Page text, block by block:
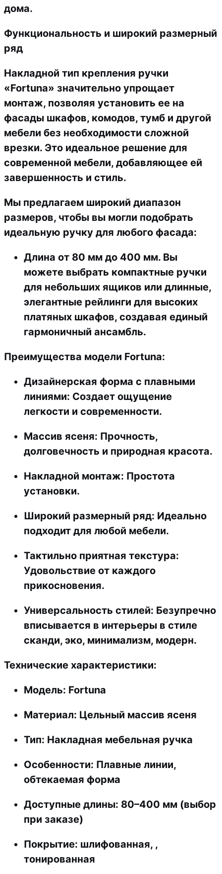
дома.
Функциональность и широкий размерный
ряд
Накладной тип крепления ручки
«Fortuna» значительно упрощает
монтаж, позволяя установить ее на
фасады шкафов, комодов, тумб и другой
мебели без необходимости сложной
врезки. Это идеальное решение для
современной мебели, добавляющее ей
завершенность и стиль.
Мы предлагаем широкий диапазон
размеров, чтобы вы могли подобрать
идеальную ручку для любого фасада:
Длина от 80 мм до 400 мм. Вы
можете выбрать компактные ручки
для небольших ящиков или длинные,
элегантные рейлинги для высоких
платяных шкафов, создавая единый
гармоничный ансамбль.
Преимущества модели Fortuna:
Дизайнерская форма с плавными
линиями: Создает ощущение
легкости и современности.
Массив ясеня: Прочность,
долговечность и природная красота.
Накладной монтаж: Простота
установки.
Широкий размерный ряд: Идеально
подходит для любой мебели.
Тактильно приятная текстура:
Удовольствие от каждого
прикосновения.
Универсальность стилей: Безупречно
вписывается в интерьеры в стиле
сканди, эко, минимализм, модерн.
Технические характеристики:
Модель: Fortuna
Материал: Цельный массив ясеня
Тип: Накладная мебельная ручка
Особенности: Плавные линии,
обтекаемая форма
Доступные длины: 80–400 мм (выбор
при заказе)
Покрытие: шлифованная, ,
тонированная